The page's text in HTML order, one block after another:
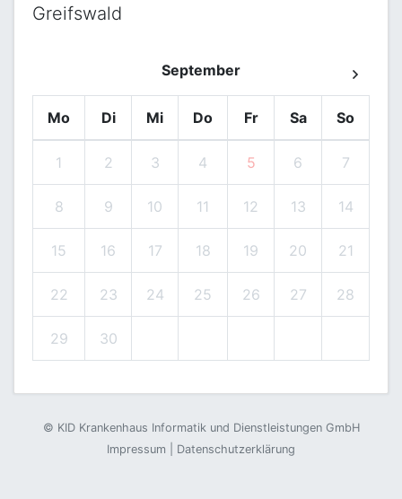
Greifswald
September
Mo Di Mi Do Fr Sa So
1 2 3 4 5 6 7
8 9 10 11 12 13 14
15 16 17 18 19 20 21
22 23 24 25 26 27 28
29 30
© KID Krankenhaus Informatik und Dienstleistungen GmbH
Impressum
Datenschutzerklärung